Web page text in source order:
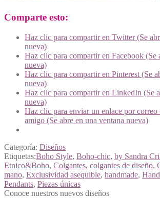
Comparte esto:
Haz clic para compartir en Twitter (Se
nueva)
Haz clic para compartir en Facebook (Se
nueva)
Haz clic para compartir en Pinterest (Se
nueva)
Haz clic para compartir en LinkedIn (Se
nueva)
Haz clic para enviar un enlace por correo
amigo (Se abre en una ventana nueva)
Categoría: Diseños
Etiquetas:Boho Style, Boho-chic, by Sandra
Etnico&Boho, Colgantes, colgantes de diseño,
mano, Exclusividad asequible, handmade,
Pendants, Piezas únicas
Conoce nuestros nuevos diseños